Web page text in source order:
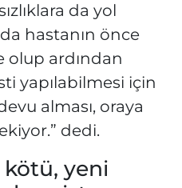
da yol
hastanın önce
olup ardından
yapılabilmesi için
alması, oraya
dedi.
yeni